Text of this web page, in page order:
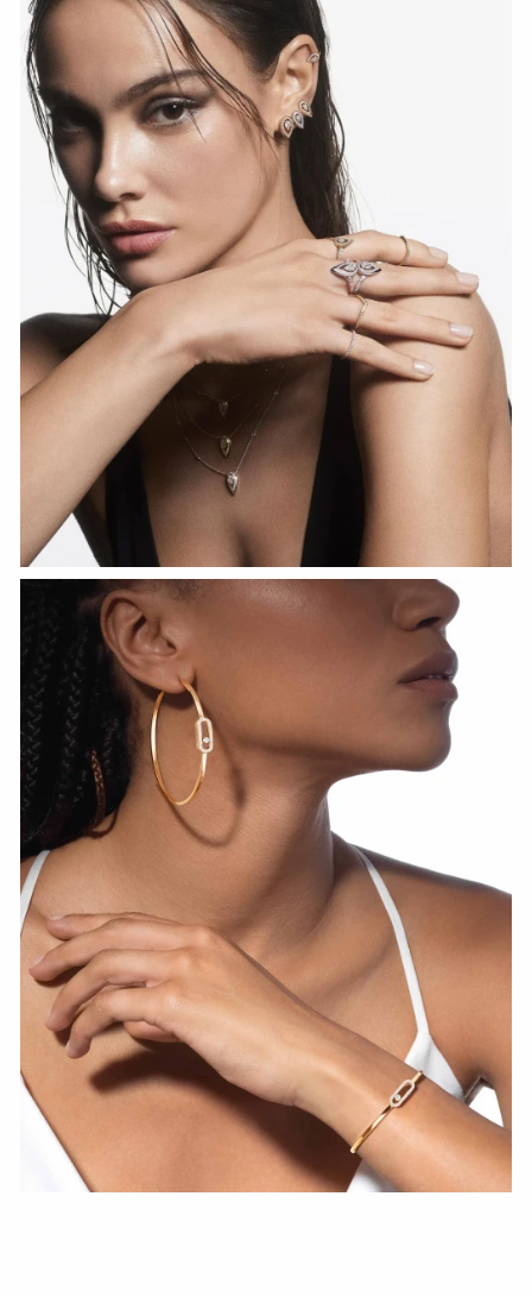
HOZIR KO‘RISH
HOZIR KO‘RISH